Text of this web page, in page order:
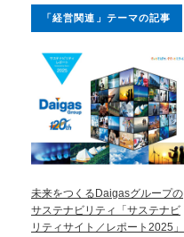
「経営関連」テーマの記事
未来をつくるDaigasグループの
サステナビリティ「サステナビ
リティサイト／レポート2025」